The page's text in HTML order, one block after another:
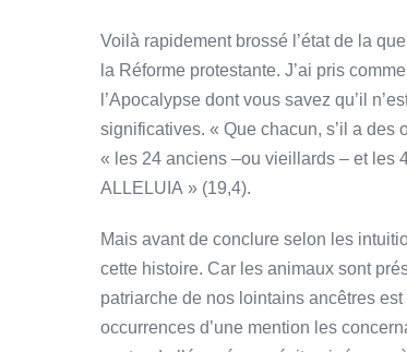
Voilà rapidement brossé l’état de la
la Réforme protestante. J’ai pris
l’Apocalypse dont vous savez qu’il
significatives. « Que chacun, s’il a des
« les 24 anciens –ou vieillards – et les
ALLELUIA » (19,4).
Mais avant de conclure selon les
cette histoire. Car les animaux sont
patriarche de nos lointains ancêtres
occurrences d’une mention les